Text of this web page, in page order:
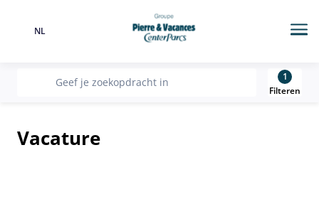
Taal
NL
recherche
Geef je zoekopdracht in
1
Filteren
Vacature